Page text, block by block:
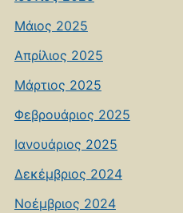
Μάιος 2025
Απρίλιος 2025
Μάρτιος 2025
Φεβρουάριος 2025
Ιανουάριος 2025
Δεκέμβριος 2024
Νοέμβριος 2024